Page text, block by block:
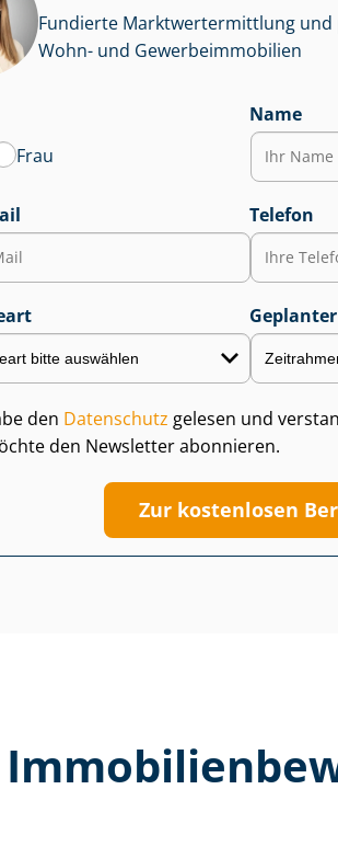
Fundierte Markt­wert­ermitt­lung
Wohn- und Ge­wer­be­im­mo­bi­li­en
Frau
Name
Telefon
den Datenschutz gelesen und
den Newsletter abonnieren.
Zur kostenlosen